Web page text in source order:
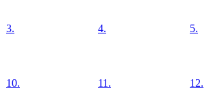
3. 4. 5.
10. 11. 12.